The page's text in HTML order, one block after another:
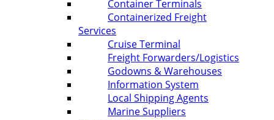
Container Terminals
Containerized Freight
Services
Cruise Terminal
Freight Forwarders/Logistics
Godowns & Warehouses
Information System
Local Shipping Agents
Marine Suppliers